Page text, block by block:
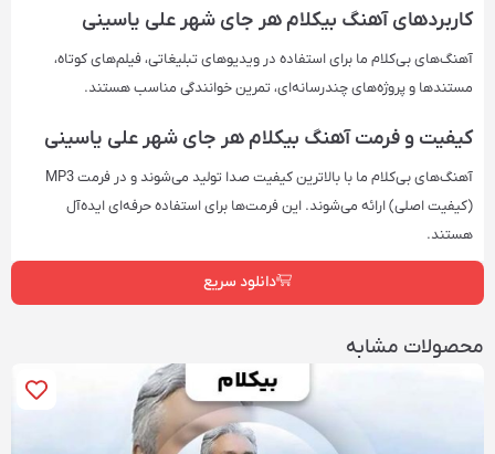
کاربردهای آهنگ‌ بیکلام هر جای شهر علی یاسینی
آهنگ‌های بی‌کلام ما برای استفاده در ویدیوهای تبلیغاتی، فیلم‌های کوتاه،
مستندها و پروژه‌های چندرسانه‌ای، تمرین خوانندگی مناسب هستند.
کیفیت و فرمت آهنگ‌ بیکلام هر جای شهر علی یاسینی
آهنگ‌های بی‌کلام ما با بالاترین کیفیت صدا تولید می‌شوند و در فرمت‌ MP3
(کیفیت اصلی) ارائه می‌شوند. این فرمت‌ها برای استفاده حرفه‌ای ایده‌آل
هستند.
دانلود سریع
محصولات مشابه